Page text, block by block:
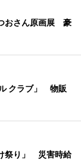
おさん原画展 豪
クラブ」 物販
祭り」 災害時給